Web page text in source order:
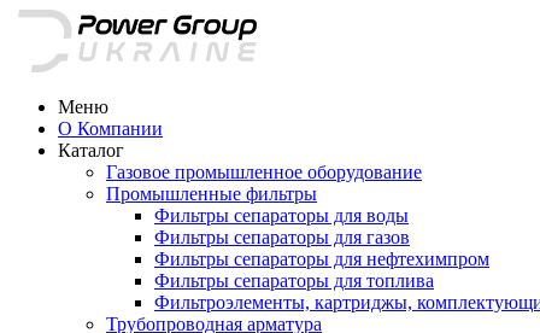
Меню
О Компании
Каталог
Газовое промышленное оборудование
Промышленные фильтры
Фильтры сепараторы для воды
Фильтры сепараторы для газов
Фильтры сепараторы для нефтехимпром
Фильтры сепараторы для топлива
Фильтроэлементы, картриджы,
Трубопроводная арматура